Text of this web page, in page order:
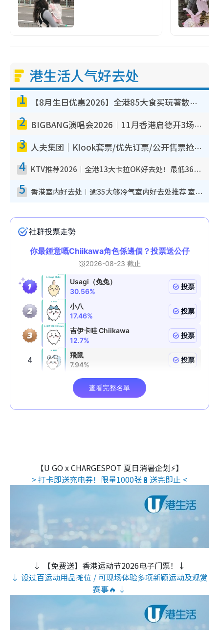
港生活人气好去处
1 【8月生日优惠2026】全港85大食买玩著数攻略 自助餐/火锅放题同行免费＋诚品/DONKI送现金券
2 BIGBANG演唱会2026︱11月香港启德开3场！实名制VIP申请、优先购票攻略
3 人夫集团｜Klook套票/优先订票/公开售票抢票攻略！附票价.购票连结.场地座位表
4 KTV推荐2026︱全港13大卡拉OK好去处！最低36元起 日语歌都有！(附地址+收费详情)
5 香港室内好去处︱逾35大够冷气室内好去处推荐 室内活动免费避雨无惧下雨
【U GO x CHARGESPOT 夏日消暑企划⚡】
> 打卡即送充电券！限量1000张🔋送完即止 <
↓ 【免费送】香港运动节2026电子门票！↓
↓ 设过百运动用品摊位 / 可现场体验多项新颖运动及观赏
赛事🔥 ↓